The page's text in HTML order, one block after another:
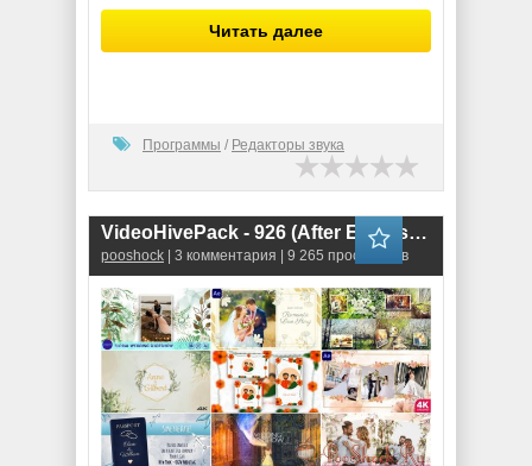
Читать далее
Программы / Редакторы звука
VideoHivePack - 926 (After Effects Projects Pack)
pooshock | 3 комментария | 9 265 просмотров